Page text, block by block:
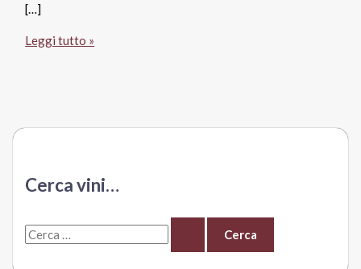
[…]
Sauvignon
Leggi tutto »
Cerca vini…
C